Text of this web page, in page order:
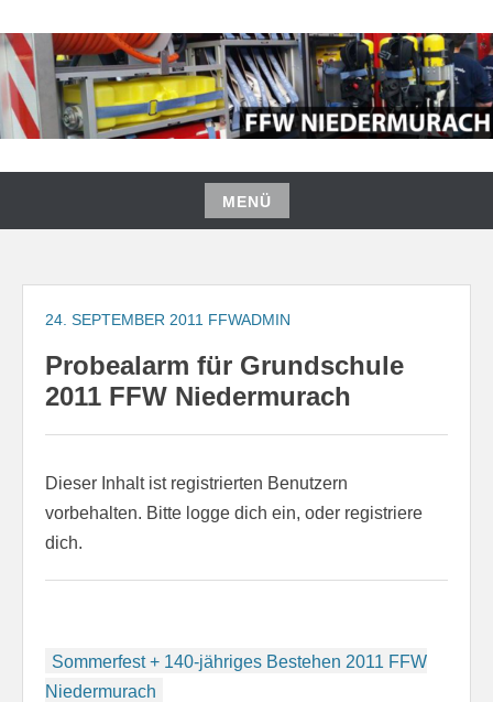
Inhalt
springen
FREIWILLIGE FEUERWEHR
NIEDERMURACH
MENÜ
Zum
springen
24. SEPTEMBER 2011 FFWADMIN
Probealarm für Grundschule
2011 FFW Niedermurach
Dieser Inhalt ist registrierten Benutzern
vorbehalten. Bitte logge dich ein, oder registriere
dich.
Beitragsnavigation
Sommerfest + 140-jähriges Bestehen 2011 FFW
Niedermurach